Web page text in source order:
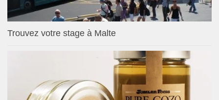
Trouvez votre stage à Malte